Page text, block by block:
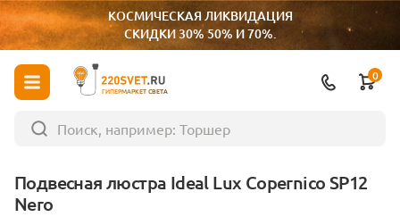
КОСМИЧЕСКАЯ ЛИКВИДАЦИЯ
СКИДКИ 30% 50% И 70%.
ГИПЕРМАРКЕТ СВЕТА
0
Подвесная люстра Ideal Lux Copernico SP12
Nero